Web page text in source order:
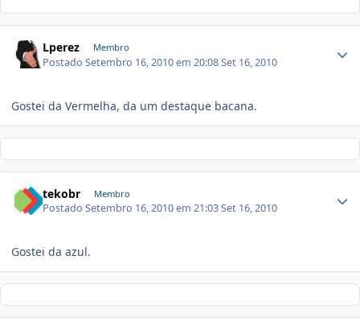
Lperez Membro
PostadoSetembro 16, 2010 em 20:08Set 16, 2010
Gostei da Vermelha, da um destaque bacana.
tekobr Membro
PostadoSetembro 16, 2010 em 21:03Set 16, 2010
Gostei da azul.